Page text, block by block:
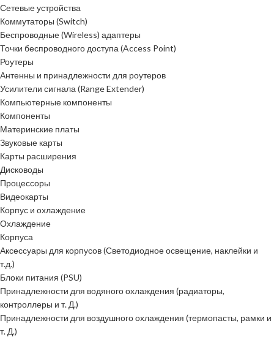
Сетевые устройства
Коммутаторы (Switch)
Беспроводные (Wireless) адаптеры
Точки беспроводного доступа (Access Point)
Роутеры
Антенны и принадлежности для роутеров
Усилители сигнала (Range Extender)
Компьютерные компоненты
Компоненты
Материнские платы
Звуковые карты
Карты расширения
Дисководы
Процессоры
Видеокарты
Корпус и охлаждение
Охлаждение
Корпуса
Аксессуары для корпусов (Светодиодное освещение, наклейки и
т.д.)
Блоки питания (PSU)
Принадлежности для водяного охлаждения (радиаторы,
контроллеры и т. Д.)
Принадлежности для воздушного охлаждения (термопасты, рамки и
т. Д.)